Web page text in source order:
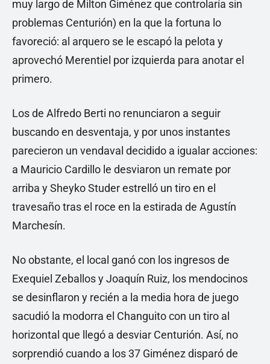
muy largo de Milton Giménez que controlaría sin
problemas Centurión) en la que la fortuna lo
favoreció: al arquero se le escapó la pelota y
aprovechó Merentiel por izquierda para anotar el
primero.
Los de Alfredo Berti no renunciaron a seguir
buscando en desventaja, y por unos instantes
parecieron un vendaval decidido a igualar acciones:
a Mauricio Cardillo le desviaron un remate por
arriba y Sheyko Studer estrelló un tiro en el
travesaño tras el roce en la estirada de Agustín
Marchesín.
No obstante, el local ganó con los ingresos de
Exequiel Zeballos y Joaquín Ruiz, los mendocinos
se desinflaron y recién a la media hora de juego
sacudió la modorra el Changuito con un tiro al
horizontal que llegó a desviar Centurión. Así, no
sorprendió cuando a los 37 Giménez disparó de